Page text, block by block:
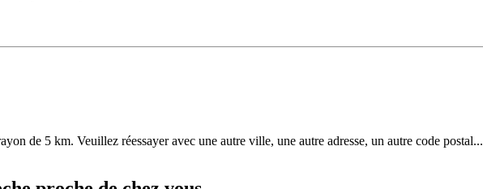
de 5 km. Veuillez réessayer avec une autre ville, une autre adresse, un autre code postal...